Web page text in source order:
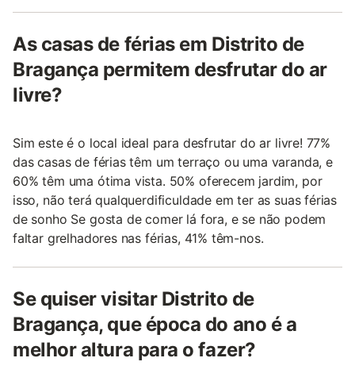
As casas de férias em Distrito de
Bragança permitem desfrutar do ar
livre?
Sim este é o local ideal para desfrutar do ar livre! 77%
das casas de férias têm um terraço ou uma varanda, e
60% têm uma ótima vista. 50% oferecem jardim, por
isso, não terá qualquerdificuldade em ter as suas férias
de sonho Se gosta de comer lá fora, e se não podem
faltar grelhadores nas férias, 41% têm-nos.
Se quiser visitar Distrito de
Bragança, que época do ano é a
melhor altura para o fazer?